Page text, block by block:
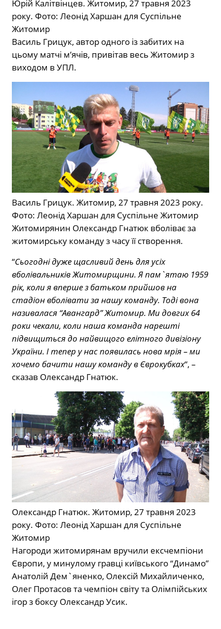
Юрій Калітвінцев. Житомир, 27 травня 2023
року. Фото: Леонід Харшан для Суспільне
Житомир
Василь Грицук, автор одного із забитих на
цьому матчі м’ячів, привітав весь Житомир з
виходом в УПЛ.
Василь Грицук. Житомир, 27 травня 2023 року.
Фото: Леонід Харшан для Суспільне Житомир
Житомирянин Олександр Гнатюк вболіває за
житомирську команду з часу її створення.
“Сьогодні дуже щасливий день для усіх
вболівальників Житомирщини. Я пам`ятаю 1959
рік, коли я вперше з батьком прийшов на
стадіон вболівати за нашу команду. Тоді вона
називалася “Авангард” Житомир. Ми довгих 64
роки чекали, коли наша команда нарешті
підвищиться до найвищого елітного дивізіону
України. І тепер у нас появилась нова мрія – ми
хочемо бачити нашу команду в Єврокубках“, –
сказав Олександр Гнатюк.
Олександр Гнатюк. Житомир, 27 травня 2023
року. Фото: Леонід Харшан для Суспільне
Житомир
Нагороди житомирянам вручили ексчемпіони
Європи, у минулому гравці київського “Динамо”
Анатолій Дем`яненко, Олексій Михайличенко,
Олег Протасов та чемпіон світу та Олімпійських
ігор з боксу Олександр Усик.